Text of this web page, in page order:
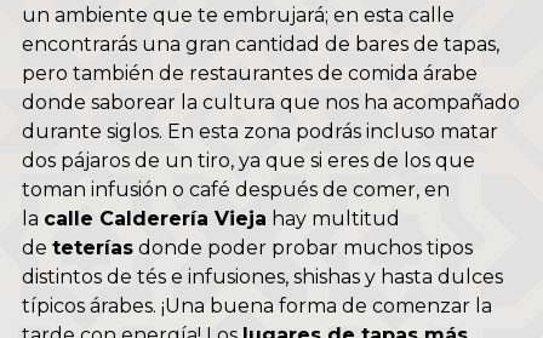
un ambiente que te embrujará; en esta calle
encontrarás una gran cantidad de bares de tapas,
pero también de restaurantes de comida árabe
donde saborear la cultura que nos ha acompañado
durante siglos. En esta zona podrás incluso matar
dos pájaros de un tiro, ya que si eres de los que
toman infusión o café después de comer, en
la calle Calderería Vieja hay multitud
de teterías donde poder probar muchos tipos
distintos de tés e infusiones, shishas y hasta dulces
típicos árabes. ¡Una buena forma de comenzar la